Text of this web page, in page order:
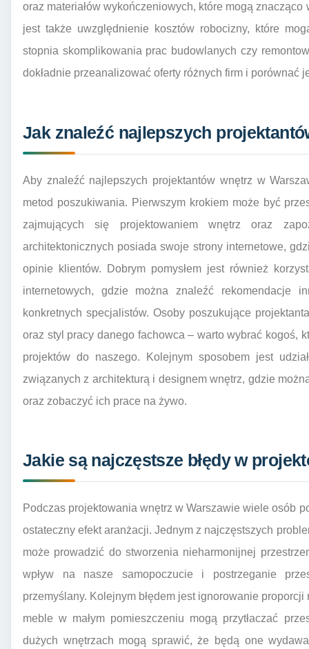
oraz materiałów wykończeniowych, które mogą znacząco
jest także uwzględnienie kosztów robocizny, które
stopnia skomplikowania prac budowlanych czy
dokładnie przeanalizować oferty różnych firm i porównać
Jak znaleźć najlepszych
Aby znaleźć najlepszych projektantów wnętrz w
metod poszukiwania. Pierwszym krokiem może być
zajmujących się projektowaniem wnętrz oraz
architektonicznych posiada swoje strony internetowe,
opinie klientów. Dobrym pomysłem jest również
internetowych, gdzie można znaleźć rekomendacje
konkretnych specjalistów. Osoby poszukujące
oraz styl pracy danego fachowca – warto wybrać kogoś,
projektów do naszego. Kolejnym sposobem jest
związanych z architekturą i designem wnętrz, gdzie
oraz zobaczyć ich prace na żywo.
Jakie są najczęstsze błędy w
Podczas projektowania wnętrz w Warszawie wiele osób
ostateczny efekt aranżacji. Jednym z najczęstszych
może prowadzić do stworzenia nieharmonijnej
wpływ na nasze samopoczucie i postrzeganie
przemyślany. Kolejnym błędem jest ignorowanie
meble w małym pomieszczeniu mogą przytłaczać
dużych wnętrzach mogą sprawić, że będą one